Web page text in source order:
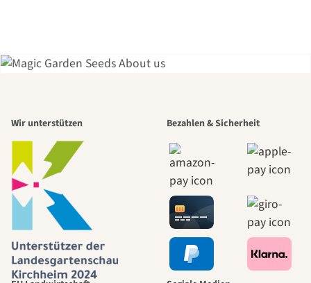
schönsten
Wege zu uns
selbst führt
durch den
Wir unterstützen Bezahlen & Sicherheit